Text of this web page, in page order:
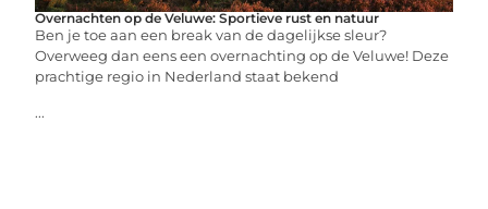
Overnachten op de Veluwe: Sportieve rust en natuur
Ben je toe aan een break van de dagelijkse sleur?
Overweeg dan eens een overnachting op de Veluwe! Deze
prachtige regio in Nederland staat bekend
...